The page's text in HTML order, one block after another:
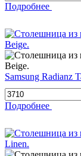
Подробнее
Samsung Radianz
Подробнее